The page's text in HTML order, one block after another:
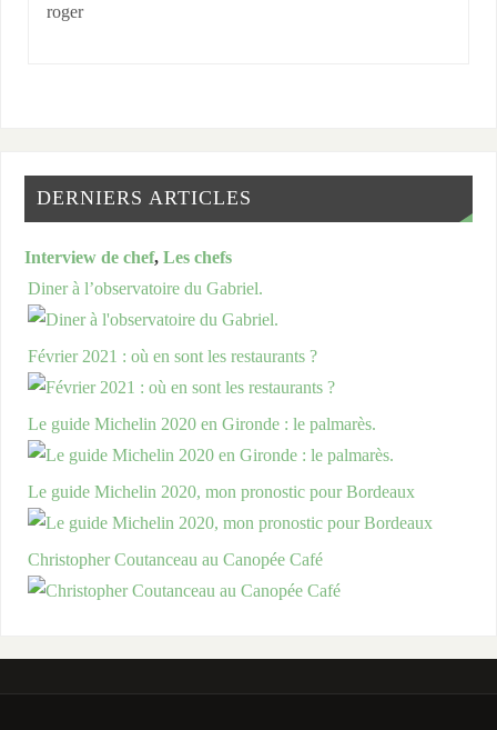
roger
DERNIERS ARTICLES
Interview de chef,Les chefs
Diner à l’observatoire du Gabriel.
Février 2021 : où en sont les restaurants ?
Le guide Michelin 2020 en Gironde : le palmarès.
Le guide Michelin 2020, mon pronostic pour Bordeaux
Christopher Coutanceau au Canopée Café